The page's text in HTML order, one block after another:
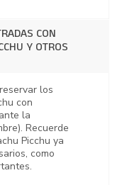
CON
Y OTROS
los
con
la
Recuerde
Picchu ya
como